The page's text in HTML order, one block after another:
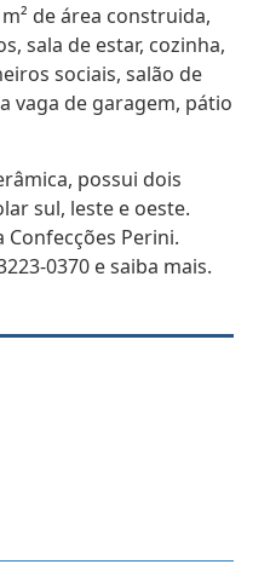
de área construida,
sala de estar, cozinha,
sociais, salão de
vaga de garagem, pátio
possui dois
sul, leste e oeste.
Perini.
0370 e saiba mais.